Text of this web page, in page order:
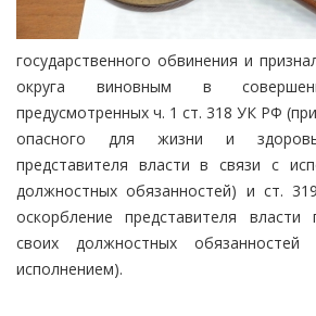
государственного обвинения и
округа виновным в
предусмотренных ч. 1 ст. 318 УК РФ
опасного для жизни и
представителя власти в связи с
должностных обязанностей) и ст.
оскорбление представителя
своих должностных
исполнением).